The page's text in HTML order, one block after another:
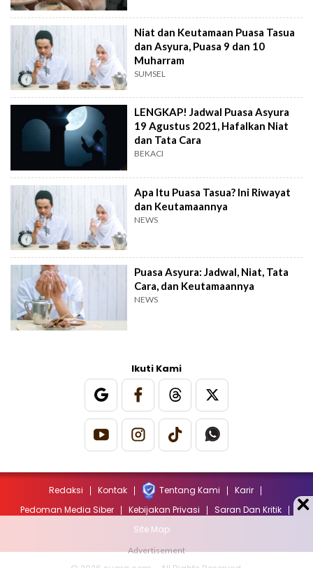
Niat dan Keutamaan Puasa Tasua
dan Asyura, Puasa 9 dan 10
Muharram
SUMSEL
LENGKAP! Jadwal Puasa Asyura
19 Agustus 2021, Hafalkan Niat
dan Tata Cara
BEKACI
Apa Itu Puasa Tasua? Ini Riwayat
dan Keutamaannya
NEWS
Puasa Asyura: Jadwal, Niat, Tata
Cara, dan Keutamaannya
NEWS
Ikuti Kami
Redaksi Kontak Tentang Kami
Karir
Pedoman Media Siber
Kebijakan Privasi
Saran Dan Kritik
Site Map